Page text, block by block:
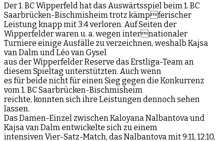
Der 1. BC Wipperfeld hat das Auswärtsspiel beim 1. BC
Saarbrücken-Bischmisheim trotz kämpferischer
Leistung knapp mit 3:4 verloren. Auf Seiten der
Wipperfelder waren u. a. wegen internationaler
Turniere einige Ausfälle zu verzeichnen, weshalb Kajsa
van Dalm und Léo van Gysel
aus der Wipperfelder Reserve das Erstliga-Team an
diesem Spieltag unterstützten. Auch wenn
es für beide nicht für einen Sieg gegen die Konkurrenz
vom 1. BC Saarbrücken-Bischmisheim
reichte, konnten sich ihre Leistungen dennoch sehen
lassen.
Das Damen-Einzel zwischen Kaloyana Nalbantova und
Kajsa van Dalm entwickelte sich zu einem
intensiven Vier-Satz-Match, das Nalbantova mit 9:11, 12:10,